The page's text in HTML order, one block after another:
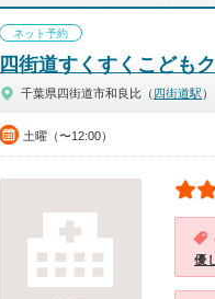
ネット予約
四街道すくすくこども
千葉県四街道市和良比（ 四街道駅 ）
土曜（〜12:00）
優